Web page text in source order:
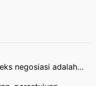
negosiasi adalah…